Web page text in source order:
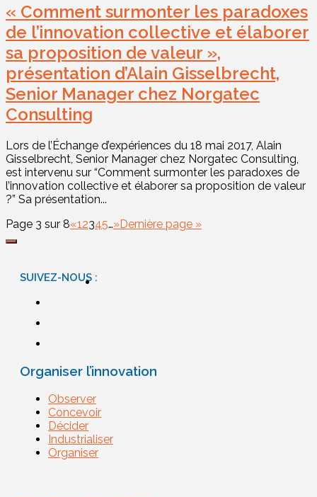
« Comment surmonter les paradoxes
de l’innovation collective et élaborer
sa proposition de valeur »,
présentation d’Alain Gisselbrecht,
Senior Manager chez Norgatec
Consulting
Lors de l’Échange d’expériences du 18 mai 2017, Alain
Gisselbrecht, Senior Manager chez Norgatec Consulting,
est intervenu sur “Comment surmonter les paradoxes de
l’innovation collective et élaborer sa proposition de valeur
?” Sa présentation...
Page 3 sur 8«1 2345…»Dernière page »
SUIVEZ-NOUS :
Organiser l’innovation
Observer
Concevoir
Décider
Industrialiser
Organiser